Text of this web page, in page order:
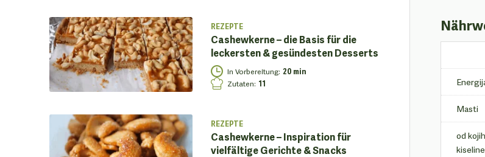
REZEPTE
Cashewkerne – die Basis für die
leckersten & gesündesten Desserts
In Vorbereitung: 20 min
Zutaten: 11
REZEPTE
Cashewkerne – Inspiration für
vielfältige Gerichte & Snacks
Masti
od
kiseline